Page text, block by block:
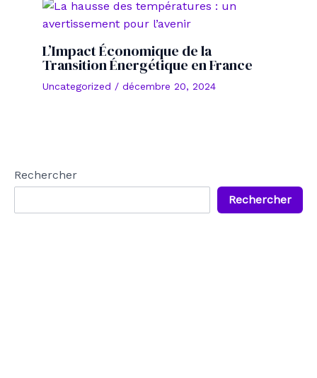
L’Impact Économique de la
Transition Énergétique en France
Uncategorized / décembre 20, 2024
Rechercher
Rechercher